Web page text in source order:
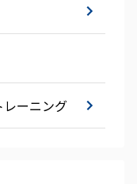
ーニング